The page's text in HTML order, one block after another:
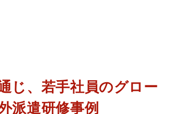
じ、若手社員のグロー
派遣研修事例